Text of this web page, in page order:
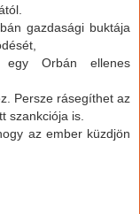
gazdasági buktája
egy Orbán ellenes
Persze rásegíthet az
szankciója is.
az ember küzdjön